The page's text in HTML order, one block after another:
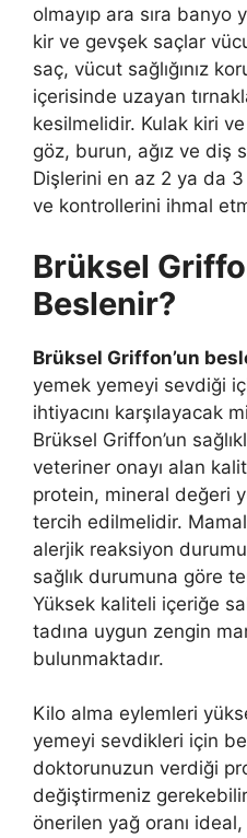
olmayıp ara sıra banyo
kir ve gevşek saçlar
saç, vücut sağlığınız
içerisinde uzayan
kesilmelidir. Kulak kiri
göz, burun, ağız ve diş
Dişlerini en az 2 ya da 3
ve kontrollerini ihmal
Brüksel
Beslenir?
Brüksel Griffon’un
yemek yemeyi sevdiği
ihtiyacını karşılayacak
Brüksel Griffon’un
veteriner onayı alan
protein, mineral değeri
tercih edilmelidir.
alerjik reaksiyon
sağlık durumuna göre
Yüksek kaliteli içeriğe
tadına uygun zengin
bulunmaktadır.
Kilo alma eylemleri
yemeyi sevdikleri için
doktorunuzun verdiği
değiştirmeniz
önerilen yağ oranı